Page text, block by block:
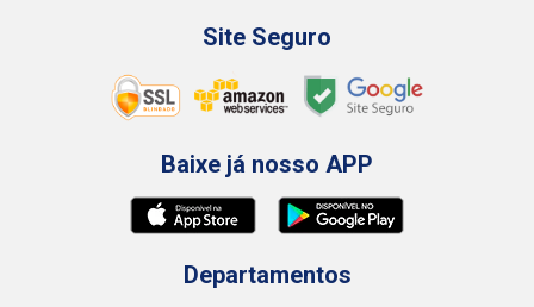
Site Seguro
Baixe já nosso APP
Departamentos